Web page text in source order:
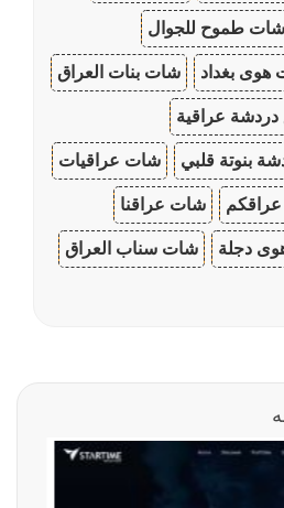
شات طموح للجوال
هوى بغداد شات بنات العراق
دردشة عراقية
بنوتة قلبي شات عراقيات
شات عراقنا
دجلة شات سناب العراق